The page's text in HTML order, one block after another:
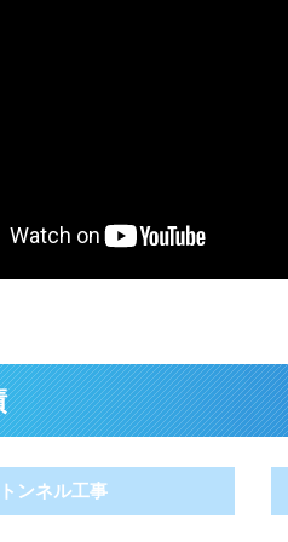
トンネル工事